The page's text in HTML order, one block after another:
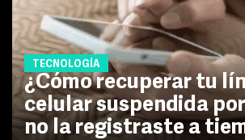
TECNOLOGÍA
¿Cómo recuperar tu
celular suspendida
no la registraste a